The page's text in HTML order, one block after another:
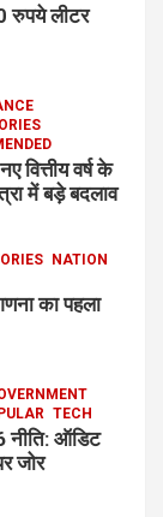
रुपये लीटर
वर्ष के
में बड़े बदलाव
NATION
का पहला
TECH
नीति: ऑडिट
जोर